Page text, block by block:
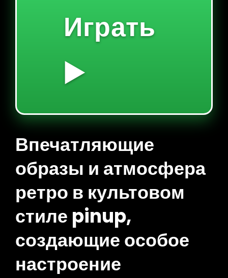
Играть
▶️
Впечатляющие
образы и атмосфера
ретро в культовом
стиле pinup,
создающие особое
настроение